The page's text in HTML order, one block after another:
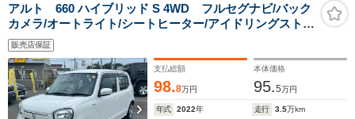
アルト 660 ハイブリッド S 4WD フルセグナビ/バック
カメラ/オートライト/シートヒーター/アイドリングストッ
プ/衝突安全ボディ/盗難防止システム/横滑防止機能/車線
逸脱防止/クリアランスソナー/純正エンジンスターター
販売店保証
支払総額
98.8万円
本体価格
95.5万円
年式 2022年 走行 3.5万km